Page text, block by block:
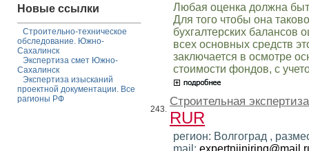
Новые ссылки
Строительно-техническое
обследование. Южно-
Сахалинск
Экспертиза смет Южно-
Сахалинск
Экспертиза изысканий
проектной документации. Все
рагионы РФ
Любая оценка должна
Для того чтобы она
бухгалтерских балансов
всех основных средств
заключается в осмотре
стоимости фондов, с
243.
Строительная
RUR
регион: Волгоград ,
mail: